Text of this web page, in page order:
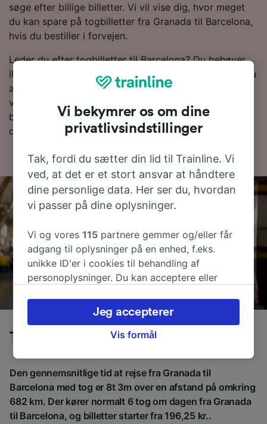
søge efter billige billetter. Vi vil vise dig, hvor meget
du kan spare på togbilletter fra Granada til Barcelona,
hvis du bestiller i forvejen.
Leder du efter togbilletter til Barcelona? Du behøver
ikke at vente - lav en søgning med os i dag! Ønsker du
at finde ud af mere om rejsen først, så kan du finde
vores togplan forneden og,-tips til, hvordan du finder
billige billetter og vores ofte stillede spørgsmål,
deriblandt de første og sidste togtider.
Tog fra Granada til Barcelona
Den gennemsnitlige tid at rejse fra Granada til
Barcelona med tog er 8t 3m over en afstand på omkring
682 km. Der kører normalt 6 tog om dagen fra Granada
til Barcelona, og billetter starter fra 196,25 kr..
Vi bekymrer os om dine
privatlivsindstillinger
Tak, fordi du sætter din lid til Trainline. Vi
ved, at det er et stort ansvar at håndtere
dine personlige data. Her ser du, hvordan
vi passer på dine oplysninger.
Vi og vores115 partnere gemmer og/eller får
adgang til oplysninger på en enhed, f.eks.
unikke ID'er i cookies til behandling af
personoplysninger. Du kan acceptere eller
herunder din ret til at gøre indsigelse, hvor
legitim interesse bruges, eller når som helst på
siden om privatlivspolitik. Disse valg
sporingsformål, hvis du har bedt os om ikke at
spore dig.
Vi og vores partnere behandler data for at
Vis formål
Jeg accepterer